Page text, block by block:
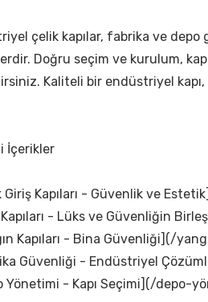
çelik kapılar, fabrika ve depo
Doğru seçim ve kurulum,
Kaliteli bir endüstriyel
İçerikler
Giriş Kapıları - Güvenlik ve
- Lüks ve Güvenliğin
Kapıları - Bina Güvenliği](/
Güvenliği - Endüstriyel
Yönetimi - Kapı Seçimi](/depo-